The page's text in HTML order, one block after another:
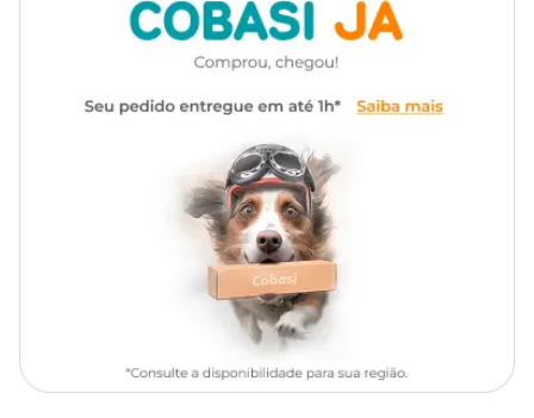
Característica Concentrado, Líquido
Dosagem
Foliar: 5ml para cada Litro de
água, Solo: 10ml para cada litro
recomendamos guardar a diluição, devido ao risco de
contaminação fora da embalagem original